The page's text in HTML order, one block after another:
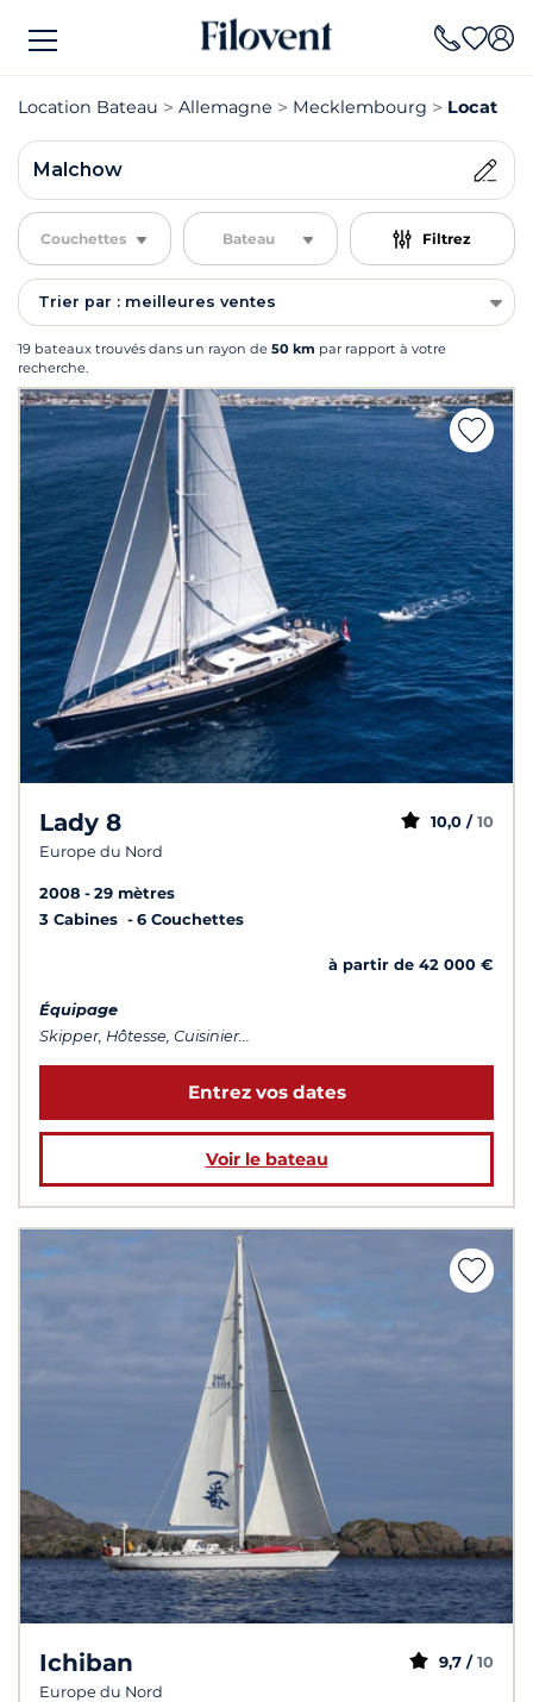
Location Bateau Allemagne Mecklembourg Location
Malchow
Couchettes Bateau Filtrez
Trier par : meilleures ventes
19 bateaux trouvés dans un rayon de 50 km par rapport à votre
recherche.
Lady 8
Europe du Nord
10,0 / 10
2008
29 mètres
3 Cabines
6 Couchettes
à partir de 42 000 €
Équipage
Skipper, Hôtesse, Cuisinier...
Entrez vos dates
Voir le bateau
Ichiban
Europe du Nord
9,7 / 10